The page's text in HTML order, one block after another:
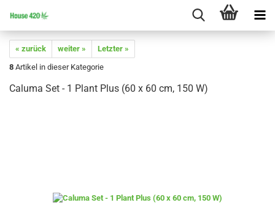
« zurück weiter »
Letzter »
8 Artikel in dieser Kategorie
Caluma Set - 1 Plant Plus (60 x 60 cm, 150 W)